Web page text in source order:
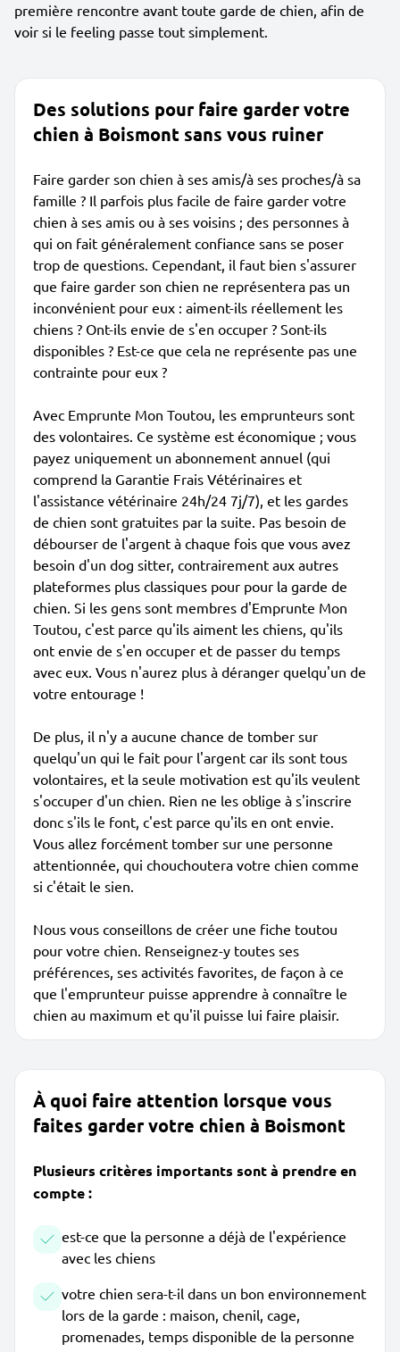
première rencontre avant toute garde de chien, afin de
voir si le feeling passe tout simplement.
Des solutions pour faire garder votre
chien à Boismont sans vous ruiner
Faire garder son chien à ses amis/à ses proches/à sa
famille ? Il parfois plus facile de faire garder votre
chien à ses amis ou à ses voisins ; des personnes à
qui on fait généralement confiance sans se poser
trop de questions. Cependant, il faut bien s'assurer
que faire garder son chien ne représentera pas un
inconvénient pour eux : aiment-ils réellement les
chiens ? Ont-ils envie de s'en occuper ? Sont-ils
disponibles ? Est-ce que cela ne représente pas une
contrainte pour eux ?
Avec Emprunte Mon Toutou, les emprunteurs sont
des volontaires. Ce système est économique ; vous
payez uniquement un abonnement annuel (qui
comprend la Garantie Frais Vétérinaires et
l'assistance vétérinaire 24h/24 7j/7), et les gardes
de chien sont gratuites par la suite. Pas besoin de
débourser de l'argent à chaque fois que vous avez
besoin d'un dog sitter, contrairement aux autres
plateformes plus classiques pour pour la garde de
chien. Si les gens sont membres d'Emprunte Mon
Toutou, c'est parce qu'ils aiment les chiens, qu'ils
ont envie de s'en occuper et de passer du temps
avec eux. Vous n'aurez plus à déranger quelqu'un de
votre entourage !
De plus, il n'y a aucune chance de tomber sur
quelqu'un qui le fait pour l'argent car ils sont tous
volontaires, et la seule motivation est qu'ils veulent
s'occuper d'un chien. Rien ne les oblige à s'inscrire
donc s'ils le font, c'est parce qu'ils en ont envie.
Vous allez forcément tomber sur une personne
attentionnée, qui chouchoutera votre chien comme
si c'était le sien.
Nous vous conseillons de créer une fiche toutou
pour votre chien. Renseignez-y toutes ses
préférences, ses activités favorites, de façon à ce
que l'emprunteur puisse apprendre à connaître le
chien au maximum et qu'il puisse lui faire plaisir.
À quoi faire attention lorsque vous
faites garder votre chien à Boismont
Plusieurs critères importants sont à prendre en
compte :
est-ce que la personne a déjà de l'expérience
avec les chiens
votre chien sera-t-il dans un bon environnement
lors de la garde : maison, chenil, cage,
promenades, temps disponible de la personne